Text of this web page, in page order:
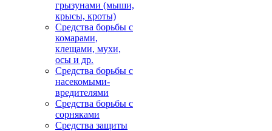
грызунами (мыши,
крысы, кроты)
Средства борьбы с
комарами,
клещами, мухи,
осы и др.
Средства борьбы с
насекомыми-
вредителями
Средства борьбы с
сорняками
Средства защиты